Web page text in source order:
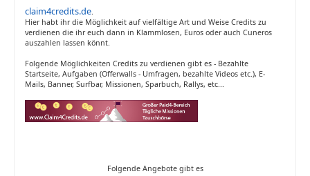
claim4credits.de.
Hier habt ihr die Möglichkeit auf vielfältige Art und Weise Credits zu
verdienen die ihr euch dann in Klammlosen, Euros oder auch Cuneros
auszahlen lassen könnt.
Folgende Möglichkeiten Credits zu verdienen gibt es - Bezahlte
Startseite, Aufgaben (Offerwalls - Umfragen, bezahlte Videos etc.), E-
Mails, Banner, Surfbar, Missionen, Sparbuch, Rallys, etc...
Folgende Angebote gibt es